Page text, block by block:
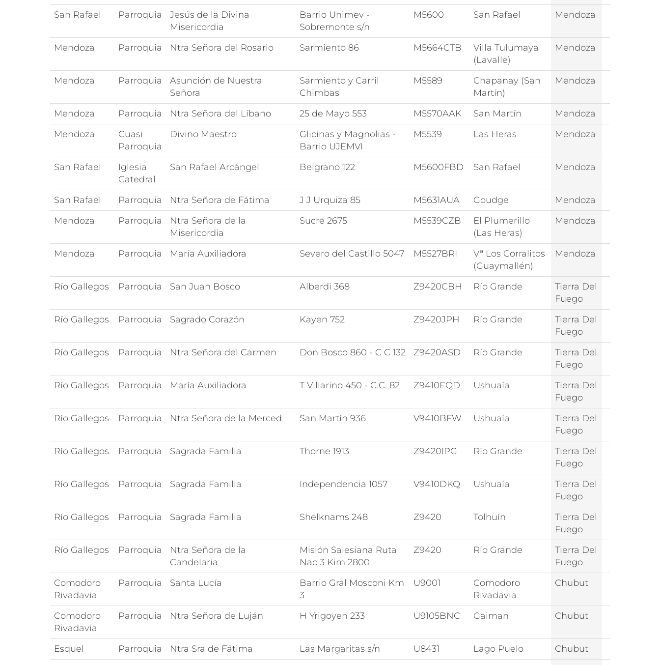
San Rafael Parroquia
Jesús de la Divina
Misericordia
Barrio Unimev -
Sobremonte s/n
M5600 San Rafael Mendoza
Mendoza Parroquia Ntra Señora del Rosario Sarmiento 86 M5664CTB
Villa Tulumaya
(Lavalle)
Mendoza
Mendoza Parroquia
Asunción de Nuestra
Señora
Sarmiento y Carril
Chimbas
M5589
Chapanay (San
Martín)
Mendoza
Mendoza Parroquia Ntra Señora del Líbano 25 de Mayo 553 M5570AAK San Martín
Mendoza
Mendoza
Cuasi
Parroquia
Divino Maestro
Glicinas y Magnolias -
Barrio UJEMVI
M5539 Las Heras Mendoza
San Rafael
Iglesia
Catedral
San Rafael Arcángel Belgrano 122 M5600FBD San Rafael Mendoza
San Rafael Parroquia Ntra Señora de Fátima J J Urquiza 85 M5631AUA Goudge
Mendoza
Mendoza
Parroquia
Ntra Señora de la
Misericordia
Sucre 2675 M5539CZB
El Plumerillo
(Las Heras)
Mendoza
Mendoza Parroquia María Auxiliadora Severo del Castillo 5047 M5527BRI
Vª Los Corralitos
(Guaymallén)
Mendoza
Río Gallegos Parroquia San Juan Bosco Alberdi 368 Z9420CBH Río Grande
Tierra Del
Fuego
Río Gallegos
Parroquia Sagrado Corazón Kayen 752 Z9420JPH Río Grande
Tierra Del
Fuego
Río Gallegos
Parroquia Ntra Señora del Carmen Don Bosco 860 - C C 132 Z9420ASD Río Grande
Tierra Del
Fuego
Río Gallegos
Parroquia María Auxiliadora T Villarino 450 - C.C. 82 Z9410EQD Ushuaía
Tierra Del
Fuego
Río Gallegos
Parroquia Ntra Señora de la Merced San Martín 936 V9410BFW Ushuaía
Tierra Del
Fuego
Río Gallegos
Parroquia Sagrada Familia Thorne 1913 Z9420IPG Río Grande
Tierra Del
Fuego
Río Gallegos
Parroquia Sagrada Familia Independencia 1057 V9410DKQ Ushuaía
Tierra Del
Fuego
Río Gallegos
Parroquia Sagrada Familia Shelknams 248 Z9420 Tolhuín
Tierra Del
Fuego
Río Gallegos
Parroquia
Ntra Señora de la
Candelaria
Misión Salesiana Ruta
Nac 3 Kim 2800
Z9420 Río Grande
Tierra Del
Fuego
Comodoro
Rivadavia
Parroquia Santa Lucía
Barrio Gral Mosconi Km
3
U9001
Comodoro
Rivadavia
Chubut
Comodoro
Rivadavia
Parroquia Ntra Señora de Luján H Yrigoyen 233 U9105BNC Gaiman Chubut
Esquel Parroquia Ntra Sra de Fátima Las Margaritas s/n U8431 Lago Puelo
Chubut